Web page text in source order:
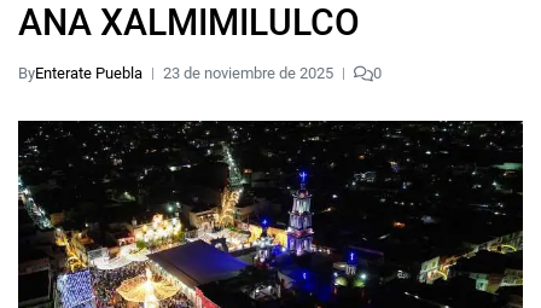
ANA XALMIMILULCO
ByEnterate Puebla 23 de noviembre de 2025 0